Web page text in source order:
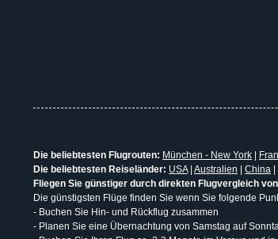
Die beliebtesten Flugrouten: München - New York
Die beliebtesten Reiseländer: USA| Australien China
Fliegen Sie günstiger durch direkten Flugvergleich
Die günstigsten Flüge finden Sie wenn Sie folgende
- Buchen Sie Hin- und Rückflug zusammen
- Planen Sie eine Übernachtung von Samstag auf